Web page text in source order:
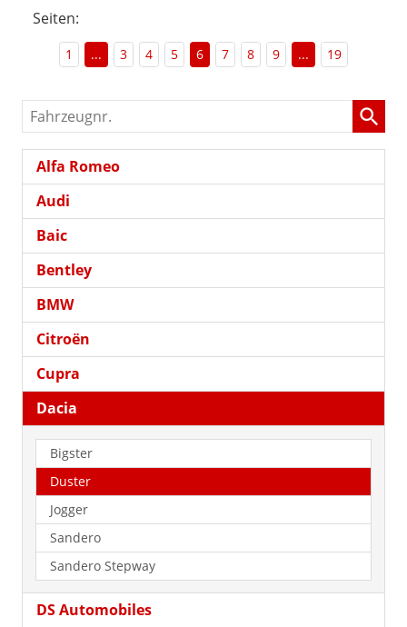
Seiten:
1 ... 3 4 5 6 7 8 9 ... 19
Fahrzeugnr.
Alfa Romeo
Audi
Baic
Bentley
BMW
Citroën
Cupra
Dacia
Bigster
Duster
Jogger
Sandero
Sandero Stepway
DS Automobiles